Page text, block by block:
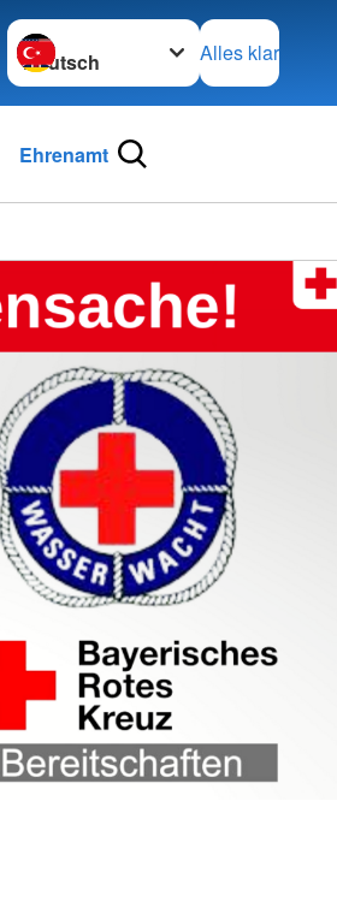
Sprache wechseln zu
Alles klar
Ehrenamt